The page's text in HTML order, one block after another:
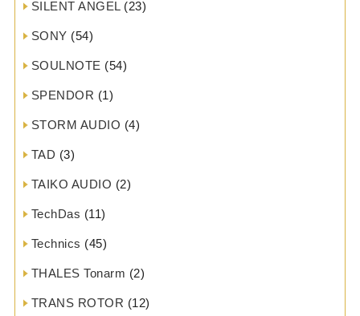
SILENT ANGEL(23)
SONY (54)
SOULNOTE (54)
SPENDOR (1)
STORM AUDIO (4)
TAD (3)
TAIKO AUDIO (2)
TechDas (11)
Technics (45)
THALES Tonarm (2)
TRANS ROTOR (12)